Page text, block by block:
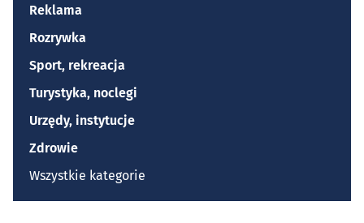
Reklama
Rozrywka
Sport, rekreacja
Turystyka, noclegi
Urzędy, instytucje
Zdrowie
Wszystkie kategorie